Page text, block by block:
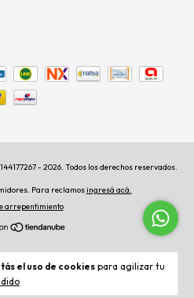
el uso de cookiespara agilizar tu
- 2026. Todos los derechos reservados.
Para reclamosingresá acá.
arrepentimiento